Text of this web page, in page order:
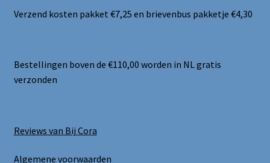
Verzend kosten pakket €7,25 en brievenbus pakketje €4,30
Bestellingen boven de €110,00 worden in NL gratis
verzonden
Reviews van Bij Cora
Algemene voorwaarden